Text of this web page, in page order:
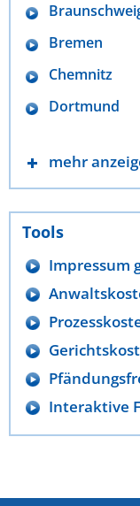
Bremen
Chemnitz
Dortmund
mehr
Tools
Impressum
Interaktive